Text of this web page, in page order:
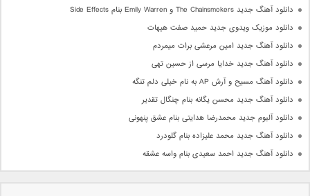
دانلود آهنگ جدید The Chainsmokers و Emily Warren بنام Side Effects
دانلود موزیک ویدوی جدید حمید صفت هیهات
دانلود آهنگ جدید امین مرعشی برات میمردم
دانلود آهنگ جدید خدایا مرسی از حسین تهی
دانلود آهنگ مسیح و آرش AP به نام خیلی دلم تنگه
دانلود آهنگ جدید محسن یگانه بنام چنگال تقدیر
دانلود آلبوم جدید محمدرضا هدایتی بنام عشق پنهونی
دانلود آهنگ جدید محمد علیزاده بنام گلودرد
دانلود آهنگ جدید احمد سعیدی بنام واسه عشقه